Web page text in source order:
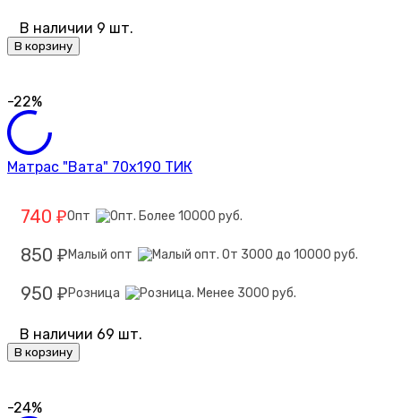
В наличии 9 шт.
В корзину
-22%
Матрас "Вата" 70х190 ТИК
740 ₽Опт
850 ₽ Малый опт
950 ₽ Розница
В наличии 69 шт.
В корзину
-24%